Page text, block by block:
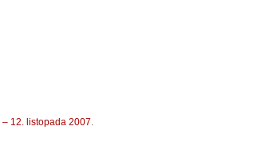
– 12. listopada 2007.